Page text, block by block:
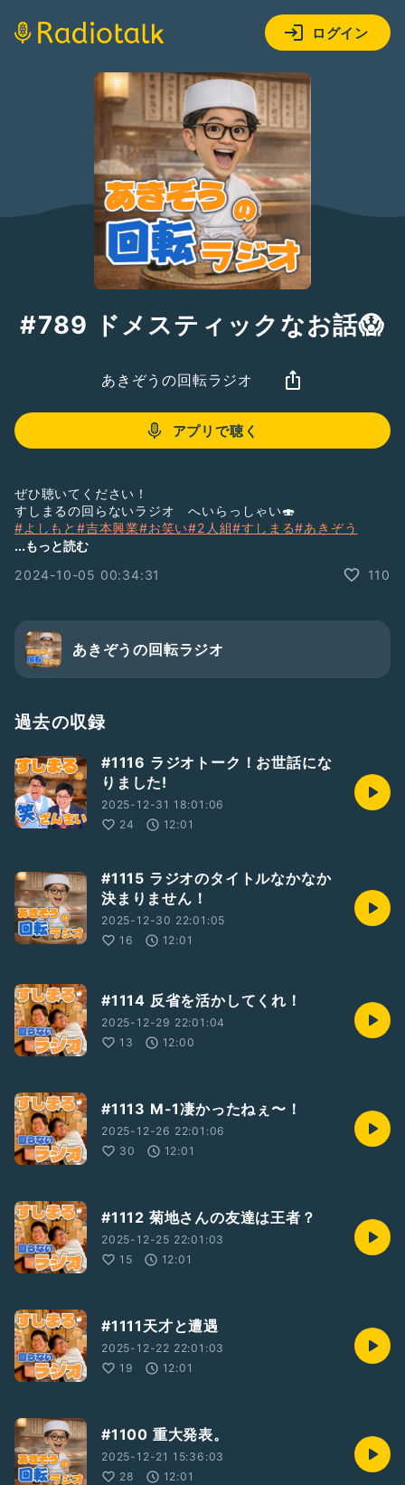
ログイン
#789 ドメスティックなお話😱
あきぞうの回転ラジオ
アプリで聴く
ぜひ聴いてください！
すしまるの回らないラジオ へいらっしゃい🍣
#よしもと #吉本興業#お笑い#2人組#すしまる#あきぞう
#菊地デニム
●あきぞうのSNSアカウント
【instagram】
https://www.instagram.com/akiakitanpp
【TIKTOK】
●菊地デニムのSNSアカウント
https://twitter.com/strongmen_two
【instagram】
https://www.instagram.com/strongmen_two
https://www.youtube.com/@omo042/featured
●あきぞう個人のYouTubeチャンネルはこちら
あきぞうのあき時間に見るぞう
https://www.youtube.com/@user-yg9hd2rk1z
菊地デニムのデニムのこと
https://www.youtube.com/@kikuchidenim
...もっと読む
2024-10-05 00:34:31
110
あきぞうの回転ラジオ
過去の収録
#1116 ラジオトーク！お世話にな
りました!
2025-12-31 18:01:06
24
12:01
#1115 ラジオのタイトルなかなか
決まりません！
2025-12-30 22:01:05
16
12:01
#1114 反省を活かしてくれ！
2025-12-29 22:01:04
13
12:00
#1113 M-1凄かったねぇ〜！
2025-12-26 22:01:06
30
12:01
#1112 菊地さんの友達は王者？
2025-12-25 22:01:03
15
12:01
#1111天才と遭遇
2025-12-22 22:01:03
19
12:01
#1100 重大発表。
2025-12-21 15:36:03
28
12:01